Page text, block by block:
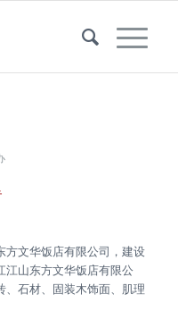
方文华饭店有限公司，建设
江山东方文华饭店有限公
石材、固装木饰面、肌理